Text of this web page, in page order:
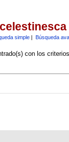
simple| Búsqueda
con los